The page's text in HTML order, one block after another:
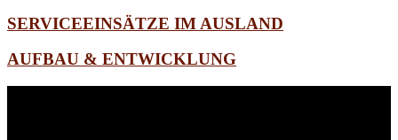
SERVICEEINSÄTZE IM AUSLAND
AUFBAU & ENTWICKLUNG